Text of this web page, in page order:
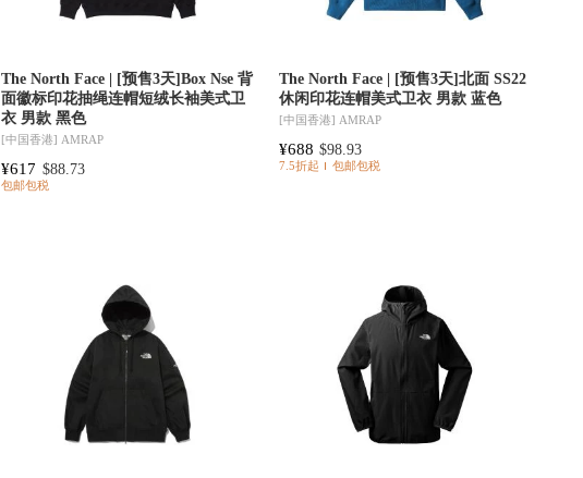
The North Face | [预售3天]Box Nse 背
面徽标印花抽绳连帽短绒长袖美式卫
衣 男款 黑色
[中国香港] AMRAP
¥617 $88.73
包邮包税
The North Face | [预售3天]北面 SS22
休闲印花连帽美式卫衣 男款 蓝色
[中国香港] AMRAP
¥688 $98.93
7.5折起 包邮包税